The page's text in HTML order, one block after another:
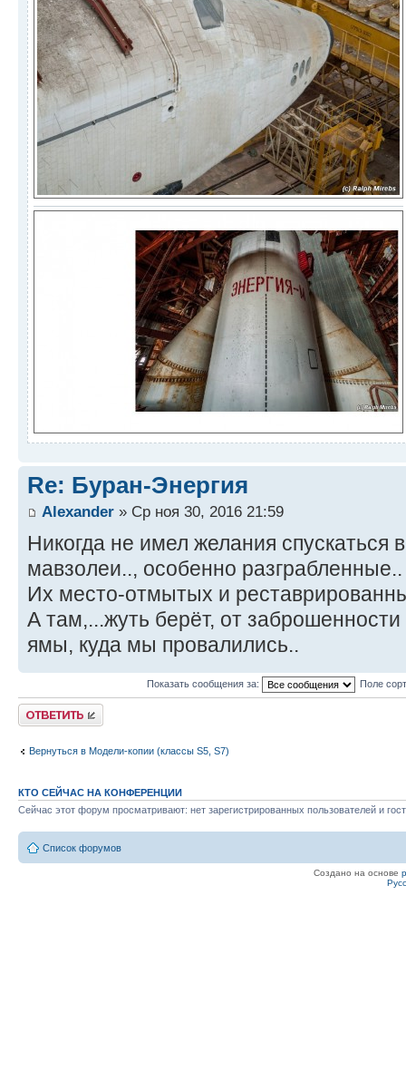
Re: Буран-Энергия
Alexander » Ср ноя 30, 2016 21:59
Никогда не имел желания спускаться
мавзолеи.., особенно
Их место-отмытых и
А там,...жуть берёт, от
ямы, куда мы провалились..
Показать сообщения за: Поле
Ответить
Вернуться в Модели-копии (классы S5, S7)
КТО СЕЙЧАС НА КОНФЕРЕНЦИИ
Сейчас этот форум просматривают: нет зарегистрированных пользователей и
Список форумов
Создано на основе